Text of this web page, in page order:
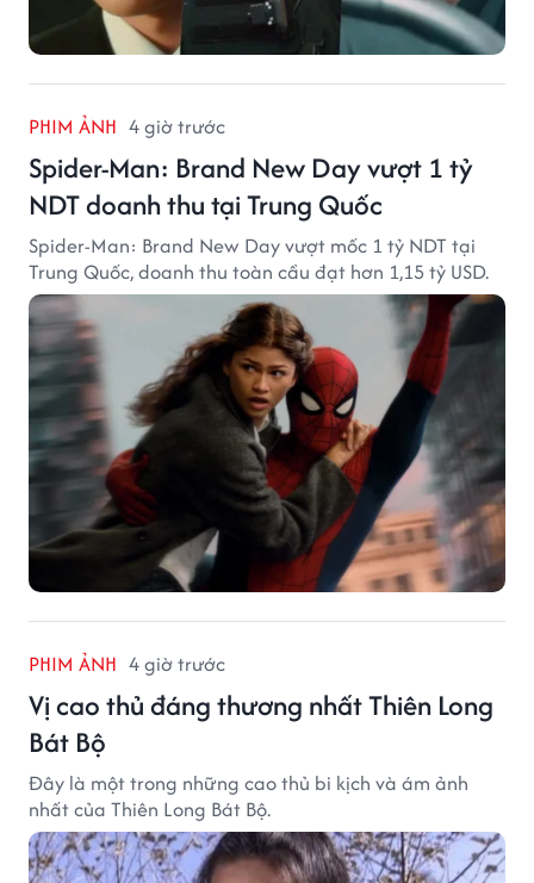
PHIM ẢNH 4 giờ trước
Spider-Man: Brand New Day vượt 1 tỷ
NDT doanh thu tại Trung Quốc
Spider-Man: Brand New Day vượt mốc 1 tỷ NDT tại
Trung Quốc, doanh thu toàn cầu đạt hơn 1,15 tỷ USD.
PHIM ẢNH 4 giờ trước
Vị cao thủ đáng thương nhất Thiên Long
Bát Bộ
Đây là một trong những cao thủ bi kịch và ám ảnh
nhất của Thiên Long Bát Bộ.